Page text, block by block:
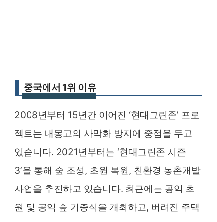
중국에서 1위 이유
2008년부터 15년간 이어진 ‘현대그린존’ 프로
젝트는 내몽고의 사막화 방지에 중점을 두고
있습니다. 2021년부터는 ‘현대그린존 시즌
3’을 통해 숲 조성, 초원 복원, 친환경 농촌개발
사업을 추진하고 있습니다. 최근에는 공익 초
원 및 공익 숲 기증식을 개최하고, 버려진 주택